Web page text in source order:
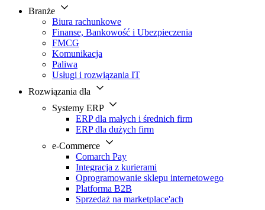
Branże
Biura rachunkowe
Finanse, Bankowość i Ubezpieczenia
FMCG
Komunikacja
Paliwa
Usługi i rozwiązania IT
Rozwiązania dla
Systemy ERP
ERP dla małych i średnich firm
ERP dla dużych firm
e-Commerce
Comarch Pay
Integracja z kurierami
Oprogramowanie sklepu internetowego
Platforma B2B
Sprzedaż na marketplace'ach